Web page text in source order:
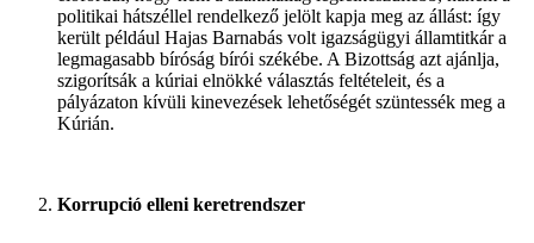
politikai hátszéllel rendelkező jelölt kapja meg az állást: így
került például Hajas Barnabás volt igazságügyi államtitkár a
legmagasabb bíróság bírói székébe. A Bizottság azt ajánlja,
szigorítsák a kúriai elnökké választás feltételeit, és a
pályázaton kívüli kinevezések lehetőségét szüntessék meg a
Kúrián.
Korrupció elleni keretrendszer